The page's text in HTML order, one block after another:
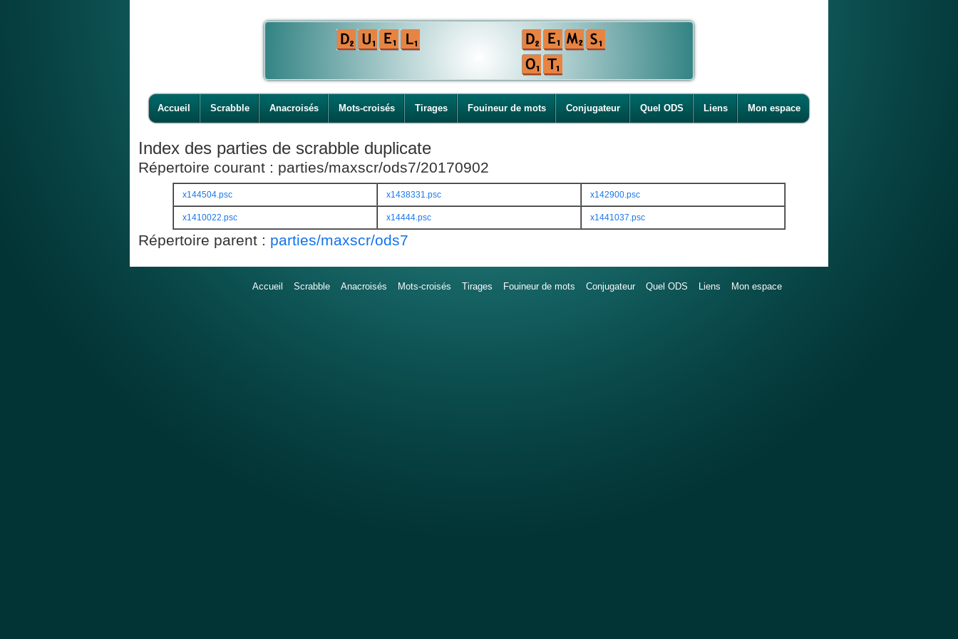
Accueil Scrabble Anacroisés Mots-croisés Tirages Fouineur de mots Conjugateur Quel ODS Liens Mon espace
Index des parties de scrabble duplicate
Répertoire courant : parties/maxscr/ods7/20170902
x144504.psc x1438331.psc x142900.psc
x1410022.psc x14444.psc x1441037.psc
Répertoire parent : parties/maxscr/ods7
Accueil Scrabble Anacroisés Mots-croisés Tirages Fouineur de mots Conjugateur Quel ODS Liens Mon espace